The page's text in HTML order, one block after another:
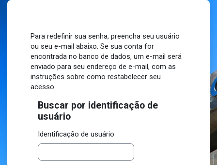
Ir para o conteúdo principal
Para redefinir sua senha, preencha seu usuário
ou seu e-mail abaixo. Se sua conta for
encontrada no banco de dados, um e-mail será
enviado para seu endereço de e-mail, com as
instruções sobre como restabelecer seu
acesso.
Buscar por identificação de usuário
Buscar por identificação de
usuário
Identificação de usuário